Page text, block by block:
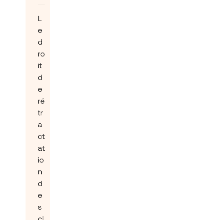
L
e
d
ro
it
d
e
ré
tr
a
ct
at
io
n
d
e
s